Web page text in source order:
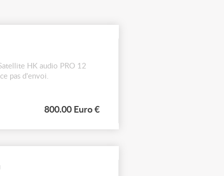
HK audio PRO 12
pas d'envoi.
800.00 Euro €